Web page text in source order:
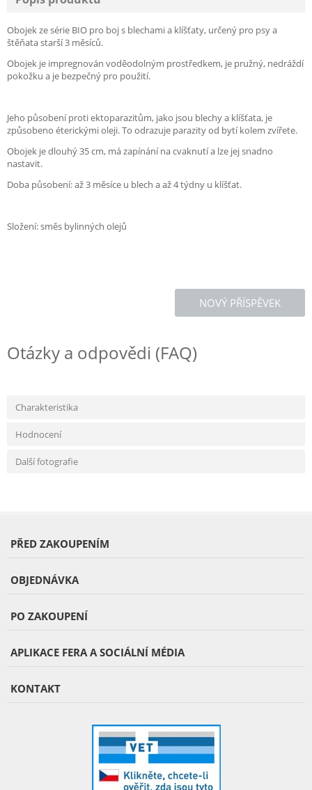
Obojek ze série BIO pro boj s blechami a klíšťaty, určený pro psy a
štěňata starší 3 měsíců.
Obojek je impregnován voděodolným prostředkem, je pružný, nedráždí
pokožku a je bezpečný pro použití.
Jeho působení proti ektoparazitům, jako jsou blechy a klíšťata, je
způsobeno éterickými oleji. To odrazuje parazity od bytí kolem zvířete.
Obojek je dlouhý 35 cm, má zapínání na cvaknutí a lze jej snadno
nastavit.
Doba působení: až 3 měsíce u blech a až 4 týdny u klíšťat.
Složení: směs bylinných olejů
NOVÝ PŘÍSPĚVEK
Otázky a odpovědi (FAQ)
Charakteristika
Hodnocení
Další fotografie
PŘED ZAKOUPENÍM
OBJEDNÁVKA
PO ZAKOUPENÍ
APLIKACE FERA A SOCIÁLNÍ MÉDIA
KONTAKT